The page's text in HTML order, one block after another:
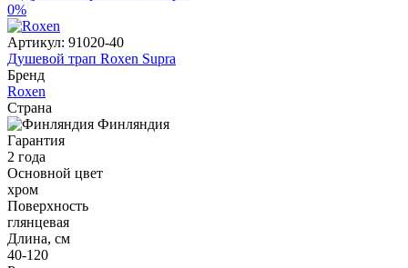
0%
Артикул: 91020-40
Душевой трап Roxen Supra
Бренд
Roxen
Страна
Финляндия
Гарантия
2 года
Основной цвет
хром
Поверхность
глянцевая
Длина, см
40-120